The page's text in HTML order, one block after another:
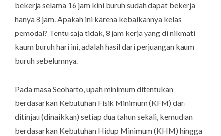
bekerja selama 16 jam kini buruh sudah dapat bekerja
hanya 8 jam. Apakah ini karena kebaikannya kelas
pemodal? Tentu saja tidak, 8 jam kerja yang di nikmati
kaum buruh hari ini, adalah hasil dari perjuangan kaum
buruh sebelumnya.
Pada masa Seoharto, upah minimum ditentukan
berdasarkan Kebutuhan Fisik Minimum (KFM) dan
ditinjau (dinaikkan) setiap dua tahun sekali, kemudian
berdasarkan Kebutuhan Hidup Minimum (KHM) hingga